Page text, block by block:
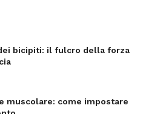
bicipiti: il fulcro della forza
muscolare: come impostare